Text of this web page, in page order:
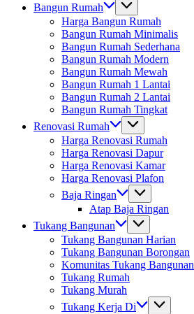
Bangun Rumah
Harga Bangun Rumah
Bangun Rumah Minimalis
Bangun Rumah Sederhana
Bangun Rumah Modern
Bangun Rumah Mewah
Bangun Rumah 1 Lantai
Bangun Rumah 2 Lantai
Bangun Rumah Tingkat
Renovasi Rumah
Harga Renovasi Rumah
Harga Renovasi Dapur
Harga Renovasi Kamar
Harga Renovasi Plafon
Baja Ringan
Atap Baja Ringan
Tukang Bangunan
Tukang Bangunan Harian
Tukang Bangunan Borongan
Komunitas Tukang Bangunan
Tukang Rumah
Tukang Murah
Tukang Kerja Di